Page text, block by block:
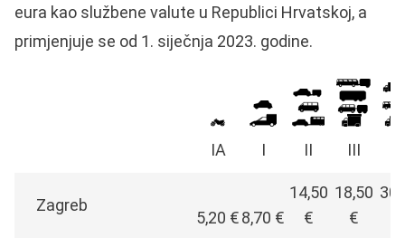
eura kao službene valute u Republici Hrvatskoj, a
primjenjuje se od 1. siječnja 2023. godine.
IA I II III
Zagreb
5,20 €8,70 €
14,50
€
18,50
€